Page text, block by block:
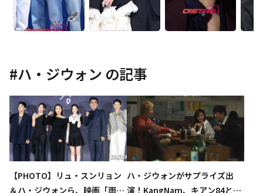
#ハ・ジウォン の記事
【PHOTO】リュ・スンリョン
＆ハ・ジウォンら、映画「雨
ハ・ジウォンがサプライズ出
演！KangNam、キアン84との